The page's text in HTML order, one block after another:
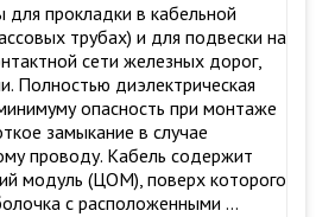
прокладки в кабельной
трубах) и для подвески на
сети железных дорог,
Полностью диэлектрическая
опасность при монтаже
замыкание в случае
проводу. Кабель содержит
модуль (ЦОМ), поверх которого
с расположенными …